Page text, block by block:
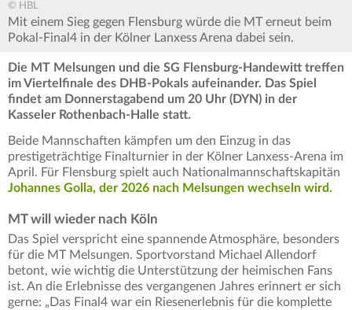
© HBL
Mit einem Sieg gegen Flensburg würde die MT erneut beim
Pokal-Final4 in der Kölner Lanxess Arena dabei sein.
Die MT Melsungen und die SG Flensburg-Handewitt treffen
im Viertelfinale des DHB-Pokals aufeinander. Das Spiel
findet am Donnerstagabend um 20 Uhr (DYN) in der
Kasseler Rothenbach-Halle statt.
Beide Mannschaften kämpfen um den Einzug in das
prestigeträchtige Finalturnier in der Kölner Lanxess-Arena im
April. Für Flensburg spielt auch Nationalmannschaftskapitän
Johannes Golla, der 2026 nach Melsungen wechseln wird.
MT will wieder nach Köln
Das Spiel verspricht eine spannende Atmosphäre, besonders
für die MT Melsungen. Sportvorstand Michael Allendorf
betont, wie wichtig die Unterstützung der heimischen Fans
ist. An die Erlebnisse des vergangenen Jahres erinnert er sich
gerne: „Das Final4 war ein Riesenerlebnis für die komplette